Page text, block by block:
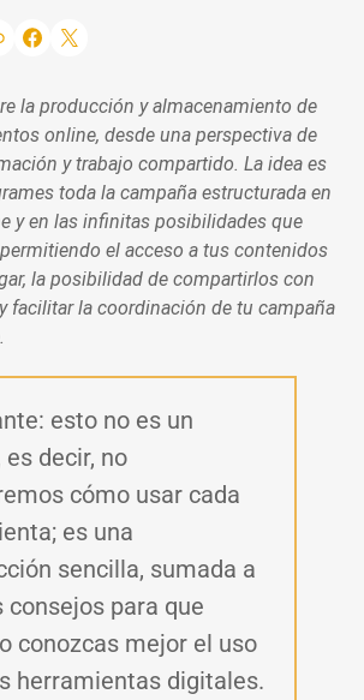
la producción y almacenamiento de
online, desde una perspectiva de
y trabajo compartido. La idea es
toda la campaña estructurada en
y en las infinitas posibilidades que
el acceso a tus contenidos
la posibilidad de compartirlos con
facilitar la coordinación de tu campaña
esto no es un
decir, no
cómo usar cada
es una
sencilla, sumada a
consejos para que
conozcas mejor el uso
herramientas digitales.